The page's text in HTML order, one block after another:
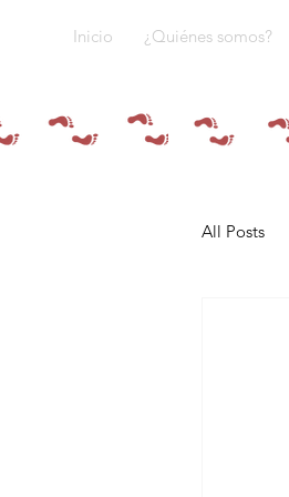
Inicio ¿Quiénes somos?
All Posts